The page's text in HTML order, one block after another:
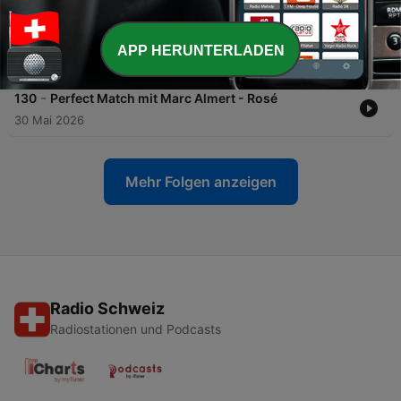
131 -
Fünf Jahre Weinbrater - und wir feiern mit
Napoleons Lieblingswein
09 Jun. 2026
130 - Perfect Match mit Marc Almert - Rosé
30 Mai 2026
Mehr Folgen anzeigen
Radio Schweiz
Radiostationen und Podcasts
APP HERUNTERLADEN